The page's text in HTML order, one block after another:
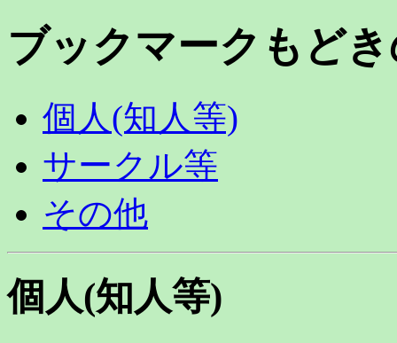
ブックマークもど
個人(知人等)
サークル等
その他
個人(知人等)